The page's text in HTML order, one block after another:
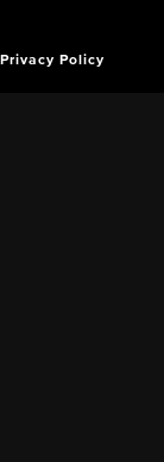
Privacy Policy